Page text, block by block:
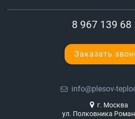
8 967 139 68
Заказать
info@plesov-
г. Москва
ул. Полковника